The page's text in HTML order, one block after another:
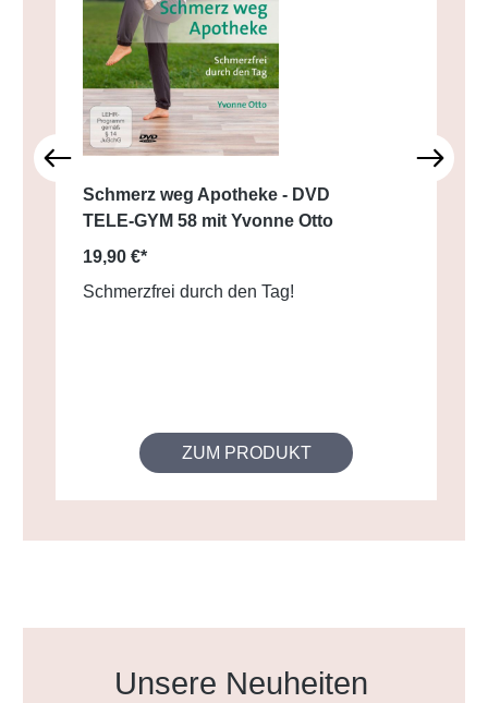
Schmerz weg Apotheke - DVD
TELE-GYM 58 mit Yvonne Otto
19,90 €*
Schmerzfrei durch den Tag!
ZUM PRODUKT
Produktgalerie überspringen
Unsere Neuheiten